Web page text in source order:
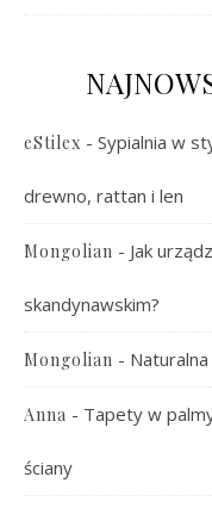
eStilex - Sypialnia w
drewno, rattan i len
Mongolian - Jak
skandynawskim?
Mongolian -
Anna - Tapety w
ściany